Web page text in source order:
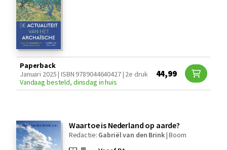
Paperback
Januari 2025 | ISBN 9789044640427 | 2e druk
Vandaag besteld, dinsdag in huis
44,99
Waartoe is Nederland op aarde?
Redactie: Gabriël van den Brink|Boom